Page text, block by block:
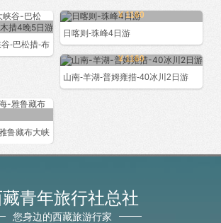
-巴松措-布
¥ 1160
日喀则-珠峰4日游
¥ 1160
山南-羊湖-普姆雍措-40冰川2日游
鲁藏布大峡
青年旅行社总社
您身边的西藏旅游行家